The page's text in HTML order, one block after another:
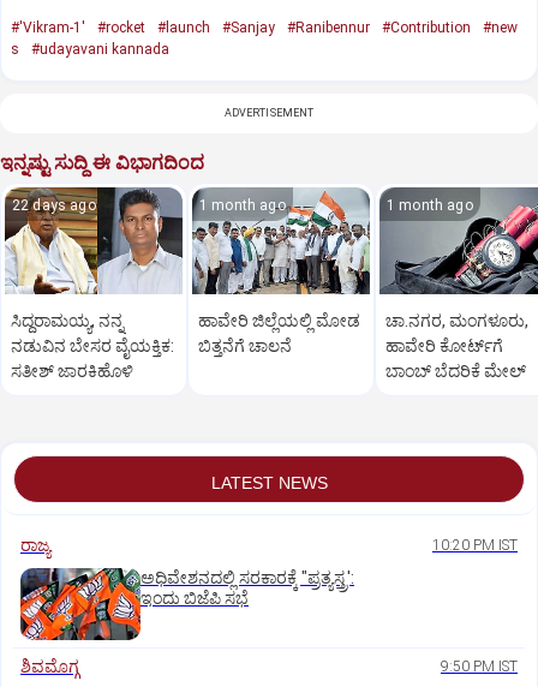
#'Vikram-1' #rocket #launch #Sanjay #Ranibennur #Contribution
#new
s
#udayavani kannada
ADVERTISEMENT
ಇನ್ನಷ್ಟು ಸುದ್ದಿ ಈ ವಿಭಾಗದಿಂದ
22 days ago
ಸಿದ್ದರಾಮಯ್ಯ, ನನ್ನ
ನಡುವಿನ ಬೇಸರ ವೈಯಕ್ತಿಕ:
ಸತೀಶ್‌ ಜಾರಕಿಹೊಳಿ
1 month ago
ಹಾವೇರಿ ಜಿಲ್ಲೆಯಲ್ಲಿ ಮೋಡ
ಬಿತ್ತನೆಗೆ ಚಾಲನೆ
1 month ago
ಚಾ.ನಗರ, ಮಂಗಳೂರು,
ಹಾವೇರಿ ಕೋರ್ಟ್‌ಗೆ
ಬಾಂಬ್ ಬೆದರಿಕೆ ಮೇಲ್
LATEST NEWS
ರಾಜ್ಯ 10:20 PM IST
ಅಧಿವೇಶನದಲ್ಲಿ ಸರಕಾರಕ್ಕೆ "ಪ್ರತ್ಯಸ್ತ್ರ':
ಇಂದು ಬಿಜೆಪಿ ಸಭೆ
ಶಿವಮೊಗ್ಗ 9:50 PM IST